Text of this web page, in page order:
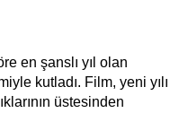
en şanslı yıl olan
kutladı. Film, yeni yılı
üstesinden